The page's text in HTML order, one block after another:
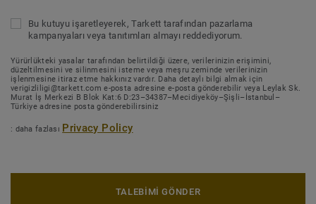
Bu kutuyu işaretleyerek, Tarkett tarafından pazarlama
kampanyaları veya tanıtımları almayı reddediyorum.
Yürürlükteki yasalar tarafından belirtildiği üzere, verilerinizin erişimini,
düzeltilmesini ve silinmesini isteme veya meşru zeminde verilerinizin
işlenmesine itiraz etme hakkınız vardır. Daha detaylı bilgi almak için
verigizliligi@tarkett.com e-posta adresine e-posta gönderebilir veya Leylak Sk.
Murat İş Merkezi B Blok Kat:6 D:23–34387–Mecidiyeköy–Şişli–İstanbul–
Türkiye adresine posta gönderebilirsiniz
: daha fazlası Privacy Policy
TALEBİMİ GÖNDER